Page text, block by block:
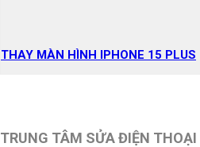
THAY MÀN HÌNH IPHONE 15 PLUS
TRUNG TÂM SỬA ĐIỆN THOẠI